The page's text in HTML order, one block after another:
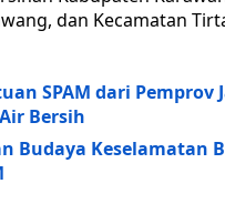
dan Kecamatan
SPAM dari Pemprov
Bersih
Budaya Keselamatan